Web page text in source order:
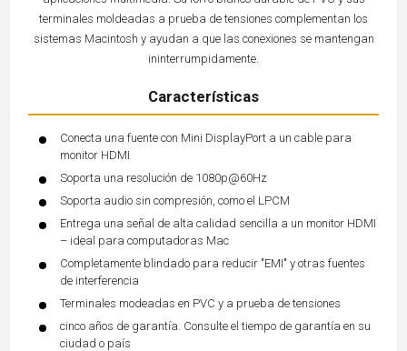
terminales moldeadas a prueba de tensiones complementan los
sistemas Macintosh y ayudan a que las conexiones se mantengan
ininterrumpidamente.
Características
Conecta una fuente con Mini DisplayPort a un cable para
monitor HDMI
Soporta una resolución de 1080p@60Hz
Soporta audio sin compresión, como el LPCM
Entrega una señal de alta calidad sencilla a un monitor HDMI
– ideal para computadoras Mac
Completamente blindado para reducir "EMI" y otras fuentes
de interferencia
Terminales modeadas en PVC y a prueba de tensiones
cinco años de garantía. Consulte el tiempo de garantía en su
ciudad o país